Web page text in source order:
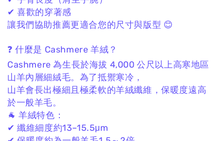
✔ 喜歡的穿著感
讓我們協助推薦更適合您的尺寸與版型 😊
❓ 什麼是 Cashmere 羊絨？
Cashmere 為生長於海拔 4,000 公尺以上高寒地區
山羊內層細絨毛。 為了抵禦寒冷，
山羊會長出極細且極柔軟的羊絨纖維，保暖度遠高
於一般羊毛。
🐐 羊絨特色：
✔ 纖維細度約13–15.5μm